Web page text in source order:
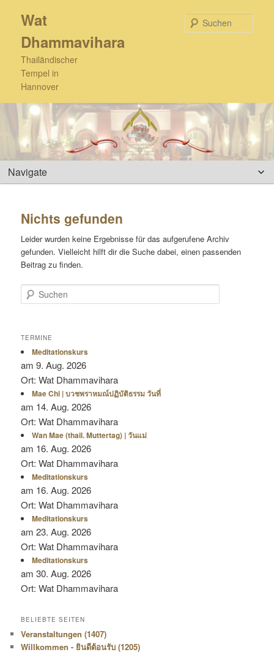
primären
springen
sekundären
springen
Wat
Dhammavihara
Thailändischer
Tempel in
Hannover
Hauptmenü
Nichts gefunden
Leider wurden keine Ergebnisse für das aufgerufene Archiv
gefunden. Vielleicht hilft dir die Suche dabei, einen passenden
Beitrag zu finden.
Suchen
TERMINE
Meditationskurs
am 9. Aug. 2026
Ort: Wat Dhammavihara
Mae Chi | บวชพราหมณ์ปฏิบัติธรรม วันที่
am 14. Aug. 2026
Ort: Wat Dhammavihara
Wan Mae (thail. Muttertag) | วันแม่
am 16. Aug. 2026
Ort: Wat Dhammavihara
Meditationskurs
am 16. Aug. 2026
Ort: Wat Dhammavihara
Meditationskurs
am 23. Aug. 2026
Ort: Wat Dhammavihara
Meditationskurs
am 30. Aug. 2026
Ort: Wat Dhammavihara
BELIEBTE SEITEN
Veranstaltungen (1407)
Willkommen - ยินดีต้อนรับ (1205)